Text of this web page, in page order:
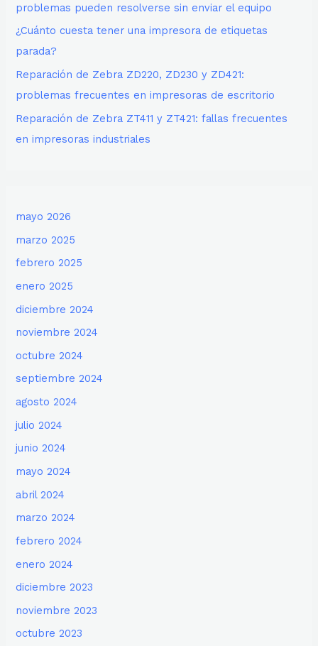
problemas pueden resolverse sin enviar el equipo
¿Cuánto cuesta tener una impresora de etiquetas
parada?
Reparación de Zebra ZD220, ZD230 y ZD421:
problemas frecuentes en impresoras de escritorio
Reparación de Zebra ZT411 y ZT421: fallas frecuentes
en impresoras industriales
mayo 2026
marzo 2025
febrero 2025
enero 2025
diciembre 2024
noviembre 2024
octubre 2024
septiembre 2024
agosto 2024
julio 2024
junio 2024
mayo 2024
abril 2024
marzo 2024
febrero 2024
enero 2024
diciembre 2023
noviembre 2023
octubre 2023